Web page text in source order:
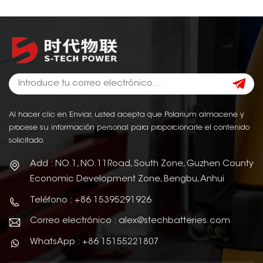
Al hacer clic en Enviar, usted acepta que Polarium almacene y
procese su información personal para proporcionarle el contenido
solicitado.
Add : NO.1, NO.11Road, South Zone, Guzhen County
Economic Development Zone, Bengbu, Anhui
Teléfono : +86 15395291926
Correo electrónico : alex@stechbatteries.com
WhatsApp : +86 15155221807